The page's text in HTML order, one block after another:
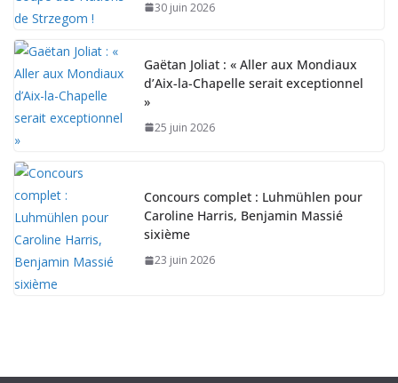
30 juin 2026
Gaëtan Joliat : « Aller aux Mondiaux
d’Aix-la-Chapelle serait exceptionnel
»
25 juin 2026
Concours complet : Luhmühlen pour
Caroline Harris, Benjamin Massié
sixième
23 juin 2026